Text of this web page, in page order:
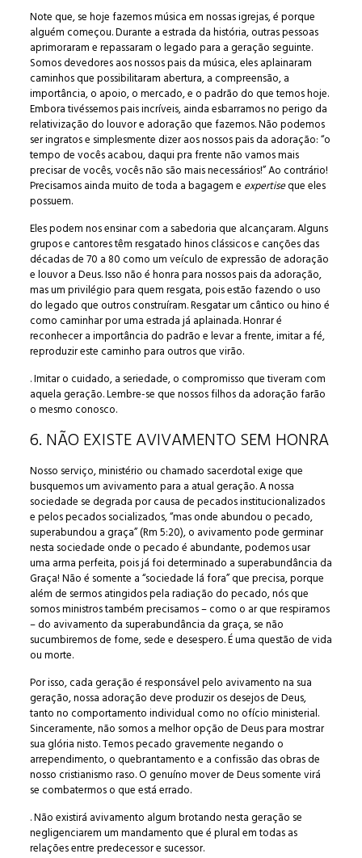
Note que, se hoje fazemos música em nossas igrejas, é porque
alguém começou. Durante a estrada da história, outras pessoas
aprimoraram e repassaram o legado para a geração seguinte.
Somos devedores aos nossos pais da música, eles aplainaram
caminhos que possibilitaram abertura, a compreensão, a
importância, o apoio, o mercado, e o padrão do que temos hoje.
Embora tivéssemos pais incríveis, ainda esbarramos no perigo da
relativização do louvor e adoração que fazemos. Não podemos
ser ingratos e simplesmente dizer aos nossos pais da adoração: “o
tempo de vocês acabou, daqui pra frente não vamos mais
precisar de vocês, vocês não são mais necessários!” Ao contrário!
Precisamos ainda muito de toda a bagagem e expertiseque eles
possuem.
Eles podem nos ensinar com a sabedoria que alcançaram. Alguns
grupos e cantores têm resgatado hinos clássicos e canções das
décadas de 70 a 80 como um veículo de expressão de adoração
e louvor a Deus. Isso não é honra para nossos pais da adoração,
mas um privilégio para quem resgata, pois estão fazendo o uso
do legado que outros construíram. Resgatar um cântico ou hino é
como caminhar por uma estrada já aplainada. Honrar é
reconhecer a importância do padrão e levar a frente, imitar a fé,
reproduzir este caminho para outros que virão.
. Imitar o cuidado, a seriedade, o compromisso que tiveram com
aquela geração. Lembre-se que nossos filhos da adoração farão
o mesmo conosco.
6. NÃO EXISTE AVIVAMENTO SEM HONRA
Nosso serviço, ministério ou chamado sacerdotal exige que
busquemos um avivamento para a atual geração. A nossa
sociedade se degrada por causa de pecados institucionalizados
e pelos pecados socializados, “mas onde abundou o pecado,
superabundou a graça” (Rm 5:20), o avivamento pode germinar
nesta sociedade onde o pecado é abundante, podemos usar
uma arma perfeita, pois já foi determinado a superabundância da
Graça! Não é somente a “sociedade lá fora” que precisa, porque
além de sermos atingidos pela radiação do pecado, nós que
somos ministros também precisamos – como o ar que respiramos
– do avivamento da superabundância da graça, se não
sucumbiremos de fome, sede e desespero. É uma questão de vida
ou morte.
Por isso, cada geração é responsável pelo avivamento na sua
geração, nossa adoração deve produzir os desejos de Deus,
tanto no comportamento individual como no ofício ministerial.
Sinceramente, não somos a melhor opção de Deus para mostrar
sua glória nisto. Temos pecado gravemente negando o
arrependimento, o quebrantamento e a confissão das obras de
nosso cristianismo raso. O genuíno mover de Deus somente virá
se combatermos o que está errado.
. Não existirá avivamento algum brotando nesta geração se
negligenciarem um mandamento que é plural em todas as
relações entre predecessor e sucessor.